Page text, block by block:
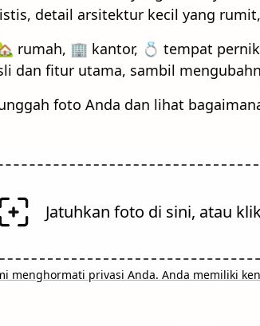
detail arsitektur kecil yang
rumah, 🏢 kantor, 💍 tempat
dan fitur utama, sambil
foto Anda dan lihat
Jatuhkan foto di sini, atau
menghormati privasi Anda. Anda memiliki